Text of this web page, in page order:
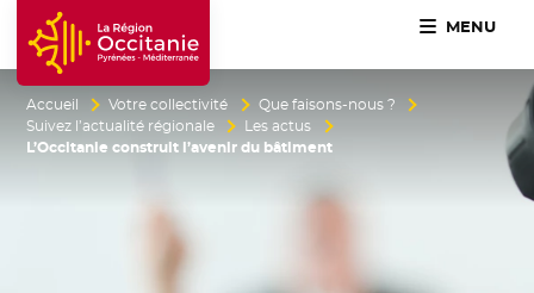
Accueil Région Occitanie / Pyrénées-Méditerranée
MENU
Accueil Votre collectivité
Que faisons-nous ?
Suivez l’actualité régionale
Les actus
L’Occitanie construit l’avenir du bâtiment